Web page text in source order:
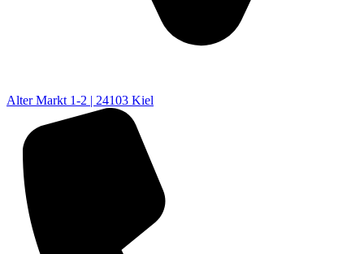
Alter Markt 1-2 | 24103 Kiel